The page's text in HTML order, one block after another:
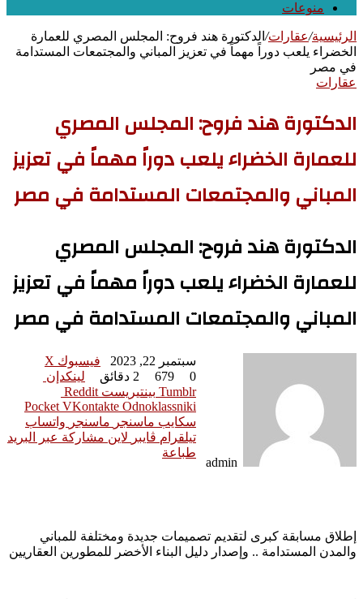
منوعات
الرئيسية/عقارات/ الدكتورة هند فروح: المجلس المصري للعمارة
الخضراء يلعب دوراً مهماً في تعزيز المباني والمجتمعات المستدامة
في مصر
عقارات
الدكتورة هند فروح: المجلس المصري
للعمارة الخضراء يلعب دوراً مهماً في تعزيز
المباني والمجتمعات المستدامة في مصر
الدكتورة هند فروح: المجلس المصري
للعمارة الخضراء يلعب دوراً مهماً في تعزيز
المباني والمجتمعات المستدامة في مصر
admin
سبتمبر 22, 2023
0
2 دقائق
فيسبوك ‫X
لينكدإن
Tumblr بينتيريست
VKontakte Odnoklassniki
‫Pocket
سكايب ماسنجر ماسنجر واتساب
تيلقرام ڤايبر لاين مشاركة عبر البريد
طباعة
إطلاق مسابقة كبرى لتقديم تصميمات جديدة ومختلفة للمباني
والمدن المستدامة .. وإصدار دليل البناء الأخضر للمطورين العقاريين